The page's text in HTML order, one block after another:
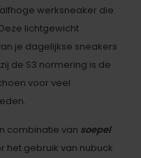
werksneaker die
lichtgewicht
je dagelijkse sneakers
de S3 normering is de
voor veel
combinatie van soepel
het gebruik van nubuck